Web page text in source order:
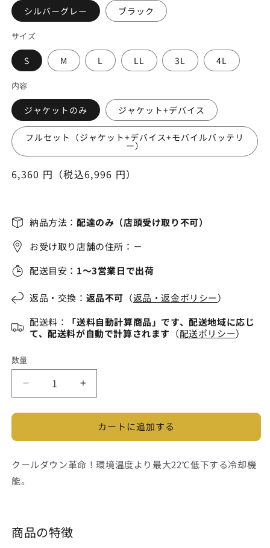
シルバーグレー ブラック
サイズ
S M L LL 3L 4L
内容
ジャケットのみ ジャケット+デバイス
フルセット（ジャケット+デバイス+モバイルバッテリ
ー）
通
格
6,360 円（税込6,996 円）
納品方法： 配達のみ（店頭受け取り不可）
お受け取り店舗の住所： －
配送目安： 1～3営業日で出荷
返品・交換： 返品不可 （返品・返金ポリシー）
配送料：
「送料自動計算商品」です、配送地域に応じ
て、配送料が自動で計算されます （配送ポリシー）
数量
ェ
タ
冷
ェ
カートに追加する
クールダウン革命！環境温度より最大22℃低下する冷却機
能。
商品の特徴